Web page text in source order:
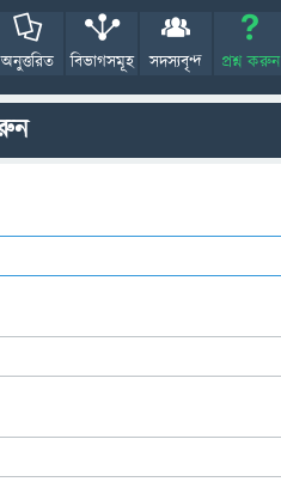
অনুত্তরিত বিভাগসমূহ সদস্যবৃন্দ প্রশ্ন করুন